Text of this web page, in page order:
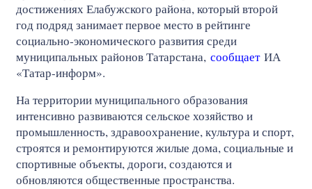
достижениях Елабужского района, который второй
год подряд занимает первое место в рейтинге
социально‑экономического развития среди
муниципальных районов Татарстана, сообщаетИА
«Татар-информ».
На территории муниципального образования
интенсивно развиваются сельское хозяйство и
промышленность, здравоохранение, культура и спорт,
строятся и ремонтируются жилые дома, социальные и
спортивные объекты, дороги, создаются и
обновляются общественные пространства.